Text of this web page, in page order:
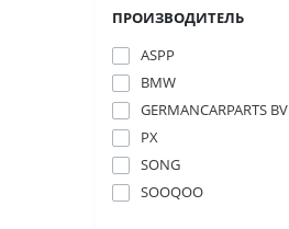
ПРОИЗВОДИТЕЛЬ
ASPP
BMW
GERMANCARPARTS BV
PX
SONG
SOOQOO